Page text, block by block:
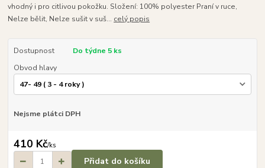
vhodný i pro citlivou pokožku. Složení: 100% polyester Praní v ruce,
Nelze bělit, Nelze sušit v suš... celý popis
Dostupnost
Do týdne 5 ks
Obvod hlavy
Nejsme plátci DPH
410 Kč/ks
Přidat do košíku